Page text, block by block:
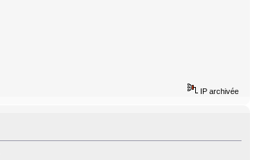
IP archivée